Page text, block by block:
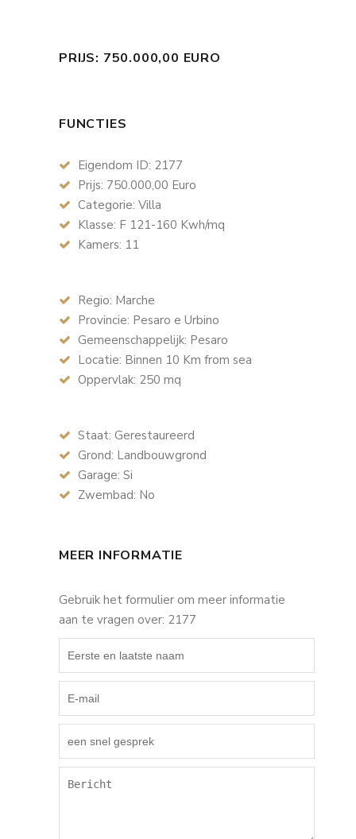
PRIJS: 750.000,00 EURO
FUNCTIES
Eigendom ID: 2177
Prijs: 750.000,00 Euro
Categorie: Villa
Klasse: F 121-160 Kwh/mq
Kamers: 11
Regio: Marche
Provincie: Pesaro e Urbino
Gemeenschappelijk: Pesaro
Locatie: Binnen 10 Km from sea
Oppervlak: 250 mq
Staat: Gerestaureerd
Grond: Landbouwgrond
Garage: Si
Zwembad: No
MEER INFORMATIE
Gebruik het formulier om meer informatie
aan te vragen over: 2177